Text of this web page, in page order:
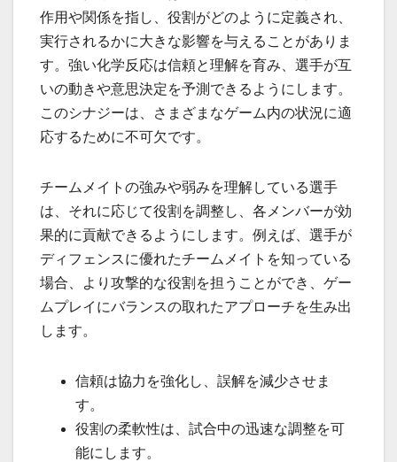
作用や関係を指し、役割がどのように定義され、
実行されるかに大きな影響を与えることがありま
す。強い化学反応は信頼と理解を育み、選手が互
いの動きや意思決定を予測できるようにします。
このシナジーは、さまざまなゲーム内の状況に適
応するために不可欠です。
チームメイトの強みや弱みを理解している選手
は、それに応じて役割を調整し、各メンバーが効
果的に貢献できるようにします。例えば、選手が
ディフェンスに優れたチームメイトを知っている
場合、より攻撃的な役割を担うことができ、ゲー
ムプレイにバランスの取れたアプローチを生み出
します。
信頼は協力を強化し、誤解を減少させま
す。
役割の柔軟性は、試合中の迅速な調整を可
能にします。